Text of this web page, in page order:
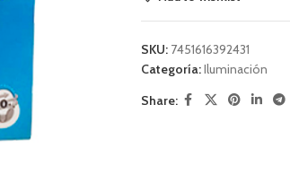
SKU: 7451616392431
Categoría:Iluminación
Share: